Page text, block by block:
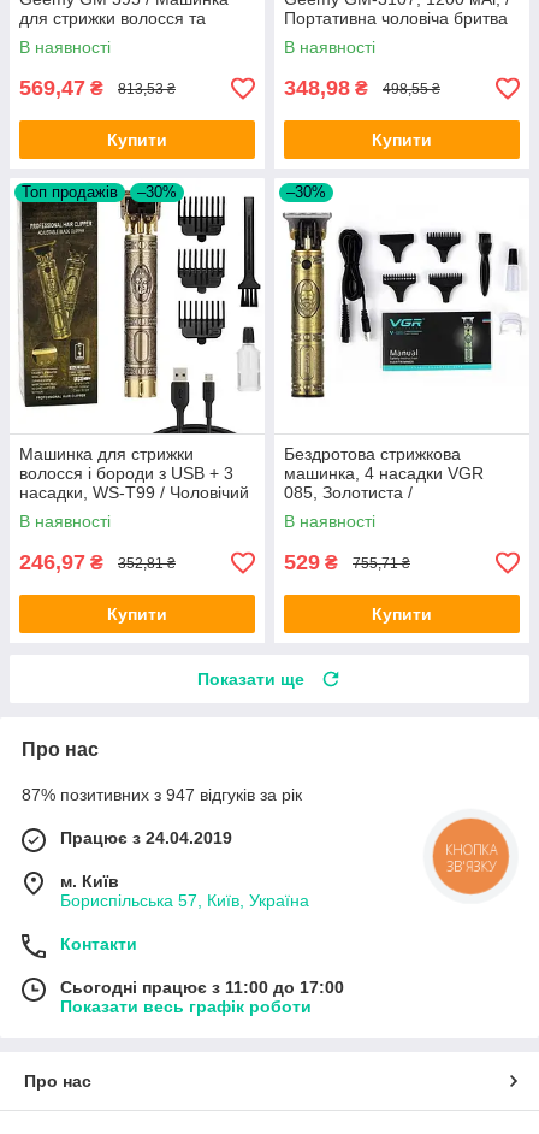
для стрижки волосся та
бороди / Акумуляторний
тример для носа
В наявності
569,47 ₴ 813,53 ₴
Купити
Портативна чоловіча бритва
для обличчя, носа та вух
В наявності
348,98 ₴ 498,55 ₴
Купити
Топ продажів –30%
Машинка для стрижки
волосся і бороди з USB + 3
насадки, WS-T99 / Чоловічий
акумуляторний тример для
стрижки
В наявності
246,97 ₴ 352,81 ₴
Купити
–30%
Бездротова стрижкова
машинка, 4 насадки VGR
085, Золотиста /
Акумуляторна машинка /
Тример
В наявності
529 ₴ 755,71 ₴
Купити
Показати ще
Про нас
87% позитивних з 947 відгуків за рік
Працює з 24.04.2019
м. Київ
Бориспільська 57, Київ, Україна
Контакти
Сьогодні працює з 11:00 до 17:00
Показати весь графік роботи
Про нас
КНОПКА
ЗВ'ЯЗКУ